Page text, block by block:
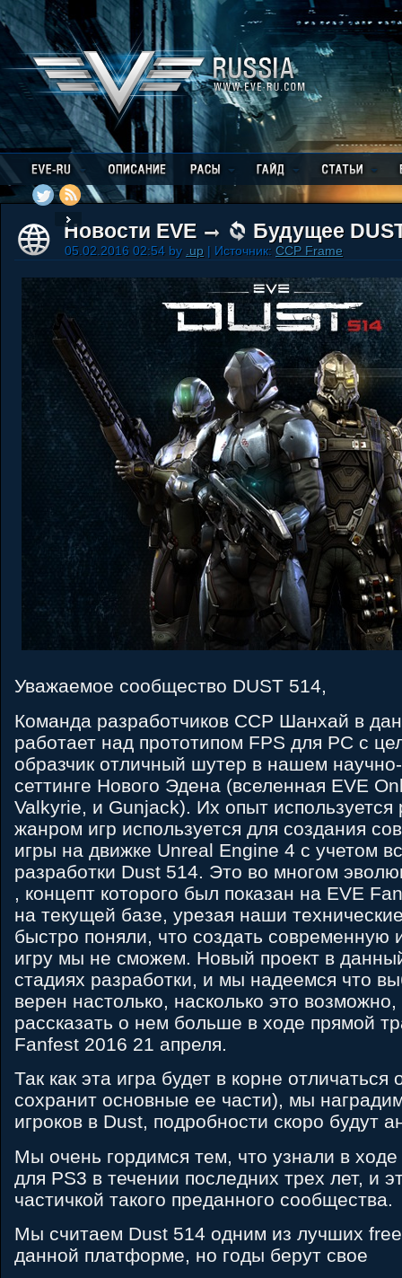
Новости EVE Будущее
05.02.2016 02:54 by .up | Источник: CCP Frame
Уважаемое сообщество DUST 514,
Команда разработчиков CCP Шанхай в
работает над прототипом FPS для PC с
образчик отличный шутер в нашем
сеттинге Нового Эдена (вселенная EVE
Valkyrie, и Gunjack). Их опыт
жанром игр используется для создания
игры на движке Unreal Engine 4 с учетом
разработки Dust 514. Это во многом
, концепт которого был показан на EVE
на текущей базе, урезая наши
быстро поняли, что создать современную
игру мы не сможем. Новый проект в
стадиях разработки, и мы надеемся что
верен настолько, насколько это
рассказать о нем больше в ходе прямой
Fanfest 2016 21 апреля.
Так как эта игра будет в корне отличаться
сохранит основные ее части), мы
игроков в Dust, подробности скоро будут
Мы очень гордимся тем, что узнали в ходе
для PS3 в течении последних трех лет, и
частичкой такого преданного сообщества.
Мы считаем Dust 514 одним из лучших
данной платформе, но годы берут свое